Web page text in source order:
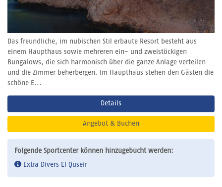
Das freundliche, im nubischen Stil erbaute Resort besteht aus
einem Haupthaus sowie mehreren ein- und zweistöckigen
Bungalows, die sich harmonisch über die ganze Anlage verteilen
und die Zimmer beherbergen. Im Haupthaus stehen den Gästen die
schöne E...
Details
Angebot & Buchen
Folgende Sportcenter können hinzugebucht werden:
Extra Divers El Quseir